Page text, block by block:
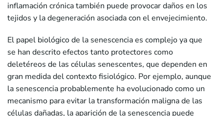
inflamación crónica también puede provocar daños en los
tejidos y la degeneración asociada con el envejecimiento.
El papel biológico de la senescencia es complejo ya que
se han descrito efectos tanto protectores como
deletéreos de las células senescentes, que dependen en
gran medida del contexto fisiológico. Por ejemplo, aunque
la senescencia probablemente ha evolucionado como un
mecanismo para evitar la transformación maligna de las
células dañadas, la aparición de la senescencia puede